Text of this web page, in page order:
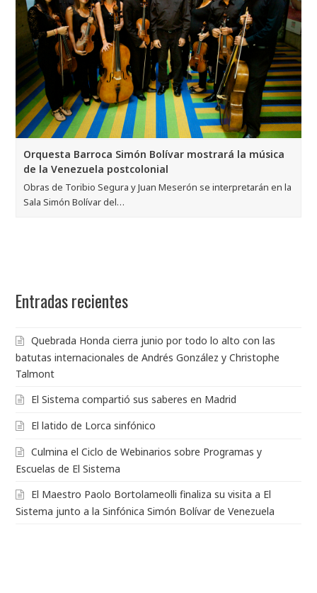
Orquesta Barroca Simón Bolívar mostrará la música
de la Venezuela postcolonial
Obras de Toribio Segura y Juan Meserón se interpretarán en la
Sala Simón Bolívar del…
Entradas recientes
Quebrada Honda cierra junio por todo lo alto con las
batutas internacionales de Andrés González y Christophe
Talmont
El Sistema compartió sus saberes en Madrid
El latido de Lorca sinfónico
Culmina el Ciclo de Webinarios sobre Programas y
Escuelas de El Sistema
El Maestro Paolo Bortolameolli finaliza su visita a El
Sistema junto a la Sinfónica Simón Bolívar de Venezuela